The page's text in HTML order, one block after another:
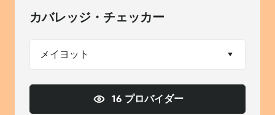
カバレッジ・チェッカー
メイヨット
16 プロバイダー